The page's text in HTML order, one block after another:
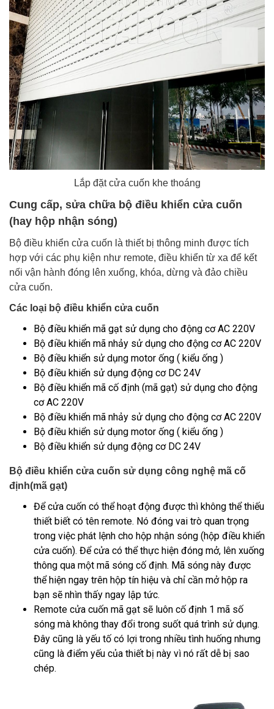
Lắp đặt cửa cuốn khe thoáng
Cung cấp, sửa chữa bộ điều khiển cửa cuốn
(hay hộp nhận sóng)
Bộ điều khiển cửa cuốn là thiết bị thông minh được tích
hợp với các phụ kiện như remote, điều khiển từ xa để kết
nối vận hành đóng lên xuống, khóa, dừng và đảo chiều
cửa cuốn.
Các loại bộ điều khiển cửa cuốn
Bộ điều khiển mã gạt sử dụng cho động cơ AC 220V
Bộ điều khiển mã nhảy sử dụng cho động cơ AC 220V
Bộ điều khiển sử dụng motor ống ( kiểu ống )
Bộ điều khiển sử dụng động cơ DC 24V
Bộ điều khiển mã cố định (mã gạt) sử dụng cho động
cơ AC 220V
Bộ điều khiển mã nhảy sử dụng cho động cơ AC 220V
Bộ điều khiển sử dụng motor ống ( kiểu ống )
Bộ điều khiển sử dụng động cơ DC 24V
Bộ điều khiển cửa cuốn sử dụng công nghệ mã cố
định(mã gạt)
Để cửa cuốn có thể hoạt động được thì không thể thiếu
thiết biết có tên remote. Nó đóng vai trò quan trọng
trong việc phát lệnh cho hộp nhận sóng (hộp điều khiển
cửa cuốn). Để cửa có thể thực hiện đóng mở, lên xuống
thông qua một mã sóng cố định. Mã sóng này được
thể hiện ngay trên hộp tín hiệu và chỉ cần mở hộp ra
bạn sẽ nhìn thấy ngay lập tức.
Remote cửa cuốn mã gạt sẽ luôn cố định 1 mã số
sóng mà không thay đổi trong suốt quá trình sử dụng.
Đây cũng là yếu tố có lợi trong nhiều tình huống nhưng
cũng là điểm yếu của thiết bị này vì nó rất dễ bị sao
chép.